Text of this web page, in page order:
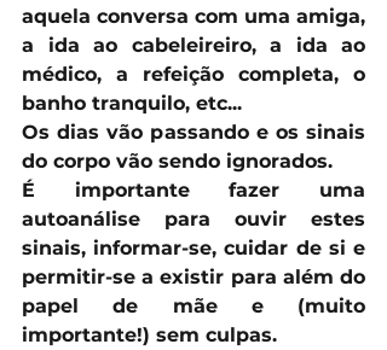
aquela conversa com uma amiga,
a ida ao cabeleireiro, a ida ao
médico, a refeição completa, o
banho tranquilo, etc...
Os dias vão passando e os sinais
do corpo vão sendo ignorados.
É importante fazer uma
autoanálise para ouvir estes
sinais, informar-se, cuidar de si e
permitir-se a existir para além do
papel de mãe e (muito
importante!) sem culpas.